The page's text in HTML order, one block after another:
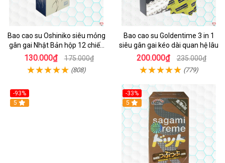
Bao cao su Oshiniko siêu mỏng
gân gai Nhật Bản hộp 12 chiếc
chất lượng cao
130.000₫ 175.000₫
(808)
Bao cao su Goldentime 3 in 1
siêu gân gai kéo dài quan hệ lâu
200.000₫ 235.000₫
(779)
-93%
5
-33%
Hot
5